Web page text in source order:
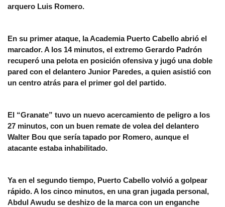
arquero Luis Romero.
En su primer ataque, la Academia Puerto Cabello abrió el
marcador. A los 14 minutos, el extremo Gerardo Padrón
recuperó una pelota en posición ofensiva y jugó una doble
pared con el delantero Junior Paredes, a quien asistió con
un centro atrás para el primer gol del partido.
El “Granate” tuvo un nuevo acercamiento de peligro a los
27 minutos, con un buen remate de volea del delantero
Walter Bou que sería tapado por Romero, aunque el
atacante estaba inhabilitado.
Ya en el segundo tiempo, Puerto Cabello volvió a golpear
rápido. A los cinco minutos, en una gran jugada personal,
Abdul Awudu se deshizo de la marca con un enganche